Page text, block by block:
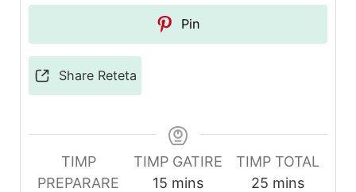
Pin
Share Reteta
TIMP
PREPARARE
TIMP GATIRE
15minutes
mins
TIMP TOTAL
25minutes
mins